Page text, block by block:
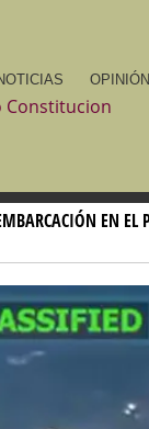
EN EL